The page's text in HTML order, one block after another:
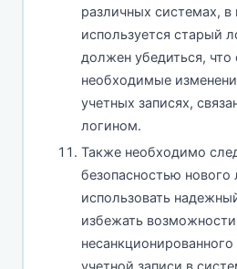
различных системах, в
используется старый
должен убедиться,
необходимые
учетных записях,
логином.
Также необходимо
безопасностью нового
использовать
избежать возможности